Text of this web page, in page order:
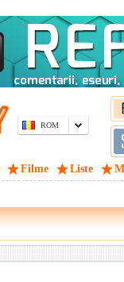
ROM
Filme Liste